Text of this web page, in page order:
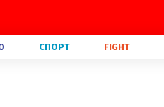
СПОРТ FIGHT